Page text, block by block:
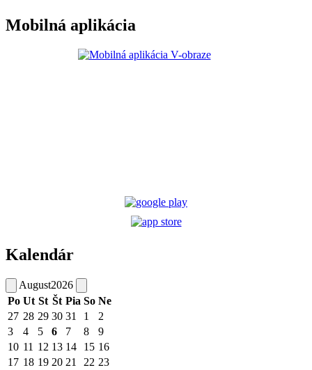
Mobilná aplikácia
Kalendár
August2026
Po Ut St Št Pia So Ne
27 28 29 30 31 1
2
3
4 5 6 7 8
9
10 11 12 13 14 15 16
17 18 19 20 21 22 23